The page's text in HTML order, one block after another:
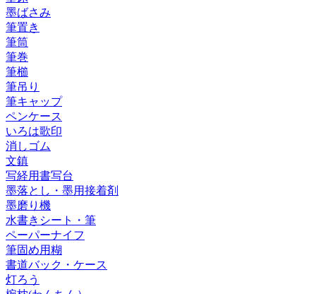
墨ばさみ
筆置き
筆筒
筆巻
筆櫛
筆吊り
筆キャップ
ペンケース
いろは歌印
消しゴム
文鎮
写経用書写台
墨落とし・墨用接着剤
墨磨り機
水書きシート・筆
ペーパーナイフ
筆固め用糊
書道バック・ケース
灯ろう